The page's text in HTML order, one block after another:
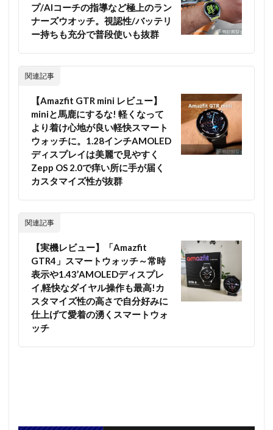
プ/AIコーチの指導など極上のラン
ナーズウオッチ。視認性/バッテリ
ー持ちも充分で普段使いも抜群
関連記事
【Amazfit GTR mini レビュー】
miniと馬鹿にするな! 軽くなって
より着け心地が良い軽快スマート
ウォッチに。1.28インチAMOLED
ディスプレイは美麗で見やすく
Zepp OS 2.0で痒い所に手が届く
カスタマイズ性が抜群
関連記事
【実機レビュー】「Amazfit
GTR4」スマートウォッチ～常時
表示や1.43’AMOLEDディスプレ
イ,軽快なダイヤル操作も最高!カ
スタマイズ性の高さで自分好みに
仕上げて愛着の湧くスマートウォ
ッチ